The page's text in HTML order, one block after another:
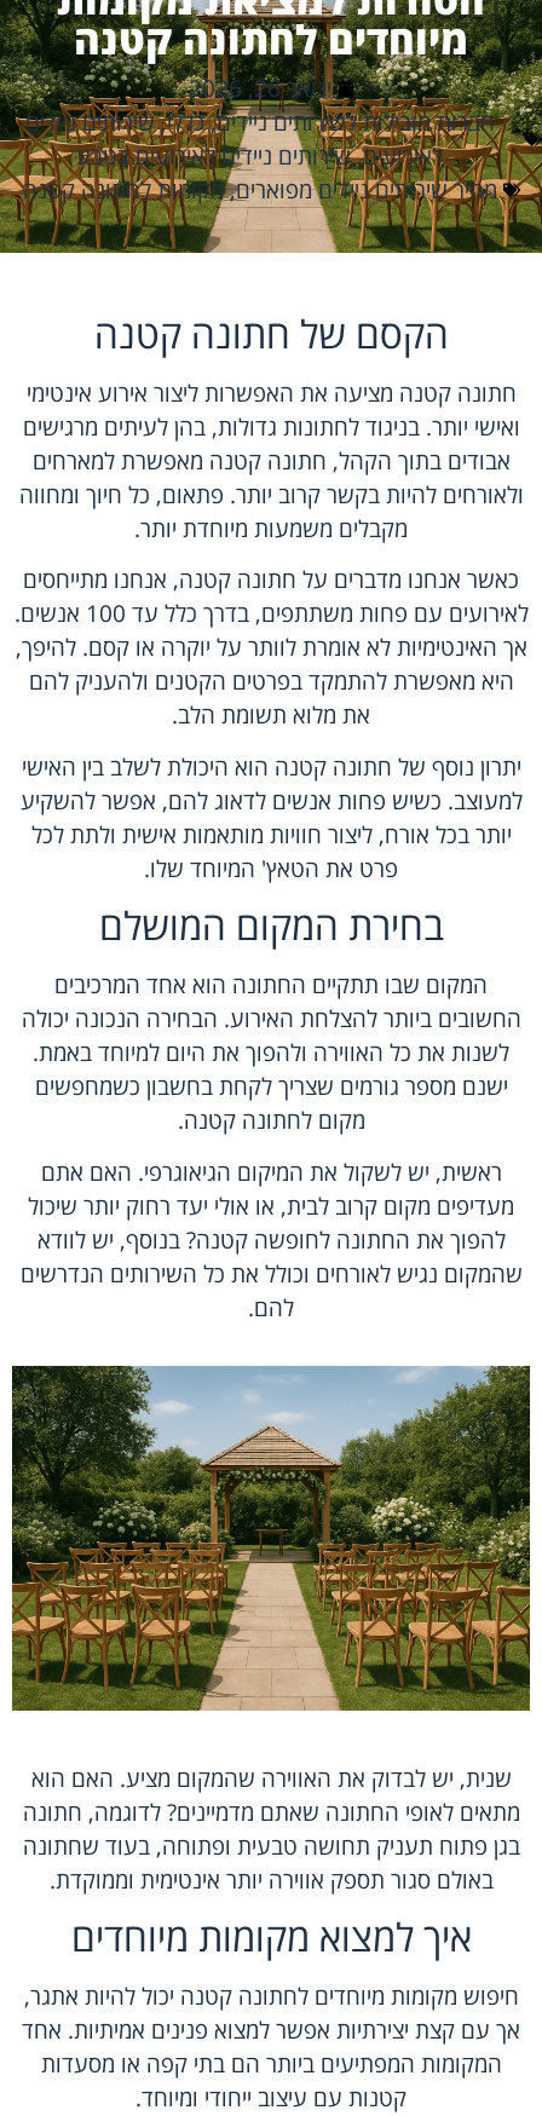
מיוחדים לחתונה קטנה
ינואר 26, 2026
חברות מובילות לשירותים ניידים,כללי,שירותים ניידים
לאירועים,שירותים ניידים לאירועים בטבע
מחיר שירותים ניידים מפוארים,מקומות לחתונה קטנה
הקסם של חתונה קטנה
חתונה קטנה מציעה את האפשרות ליצור אירוע אינטימי
ואישי יותר. בניגוד לחתונות גדולות, בהן לעיתים מרגישים
אבודים בתוך הקהל, חתונה קטנה מאפשרת למארחים
ולאורחים להיות בקשר קרוב יותר. פתאום, כל חיוך ומחווה
מקבלים משמעות מיוחדת יותר.
כאשר אנחנו מדברים על חתונה קטנה, אנחנו מתייחסים
לאירועים עם פחות משתתפים, בדרך כלל עד 100 אנשים.
אך האינטימיות לא אומרת לוותר על יוקרה או קסם. להיפך,
היא מאפשרת להתמקד בפרטים הקטנים ולהעניק להם
את מלוא תשומת הלב.
יתרון נוסף של חתונה קטנה הוא היכולת לשלב בין האישי
למעוצב. כשיש פחות אנשים לדאוג להם, אפשר להשקיע
יותר בכל אורח, ליצור חוויות מותאמות אישית ולתת לכל
פרט את הטאץ' המיוחד שלו.
בחירת המקום המושלם
המקום שבו תתקיים החתונה הוא אחד המרכיבים
החשובים ביותר להצלחת האירוע. הבחירה הנכונה יכולה
לשנות את כל האווירה ולהפוך את היום למיוחד באמת.
ישנם מספר גורמים שצריך לקחת בחשבון כשמחפשים
מקום לחתונה קטנה.
ראשית, יש לשקול את המיקום הגיאוגרפי. האם אתם
מעדיפים מקום קרוב לבית, או אולי יעד רחוק יותר שיכול
להפוך את החתונה לחופשה קטנה? בנוסף, יש לוודא
שהמקום נגיש לאורחים וכולל את כל השירותים הנדרשים
להם.
שנית, יש לבדוק את האווירה שהמקום מציע. האם הוא
מתאים לאופי החתונה שאתם מדמיינים? לדוגמה, חתונה
בגן פתוח תעניק תחושה טבעית ופתוחה, בעוד שחתונה
באולם סגור תספק אווירה יותר אינטימית וממוקדת.
איך למצוא מקומות מיוחדים
חיפוש מקומות מיוחדים לחתונה קטנה יכול להיות אתגר,
אך עם קצת יצירתיות אפשר למצוא פנינים אמיתיות. אחד
המקומות המפתיעים ביותר הם בתי קפה או מסעדות
קטנות עם עיצוב ייחודי ומיוחד.